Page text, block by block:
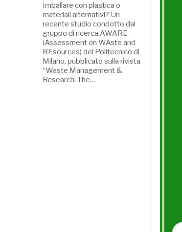
Imballare con plastica o
materiali alternativi? Un
recente studio condotto dal
gruppo di ricerca AWARE
(Assessment on WAste and
REsources) del Politecnico di
Milano, pubblicato sulla rivista
“Waste Management &
Research: The…